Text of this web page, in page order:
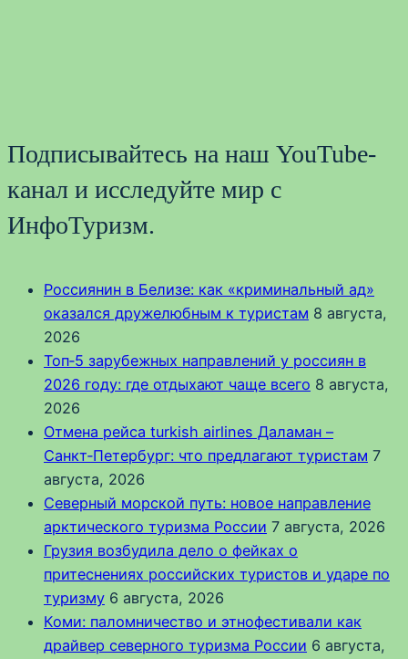
Подписывайтесь на наш YouTube-
канал и исследуйте мир с
ИнфоТуризм.
Россиянин в Белизе: как «криминальный ад»
оказался дружелюбным к туристам 8 августа,
2026
Топ‑5 зарубежных направлений у россиян в
2026 году: где отдыхают чаще всего 8 августа,
2026
Отмена рейса turkish airlines Даламан –
Санкт‑Петербург: что предлагают туристам 7
августа, 2026
Северный морской путь: новое направление
арктического туризма России 7 августа, 2026
Грузия возбудила дело о фейках о
притеснениях российских туристов и ударе по
туризму 6 августа, 2026
Коми: паломничество и этнофестивали как
драйвер северного туризма России 6 августа,